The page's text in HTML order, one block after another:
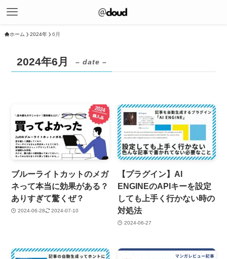
ホーム 2024年 6月
2024年6月 – date –
ブルーライトカットのメガ
ネって本当に効果がある？
ありすぎて驚くぜ？
2024-06-28 2024-07-10
【プラグイン】AI
ENGINEのAPIキーを設定
しても上手く行かない時の
対処法
2024-06-27